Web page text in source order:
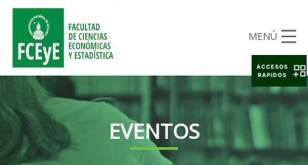
MENÚ
EVENTOS
ACCESOS
RAPIDOS